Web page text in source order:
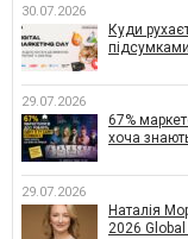
30.07.2026
Куди
29.07.2026
67%
хоча
29.07.2026
Наталія
2026